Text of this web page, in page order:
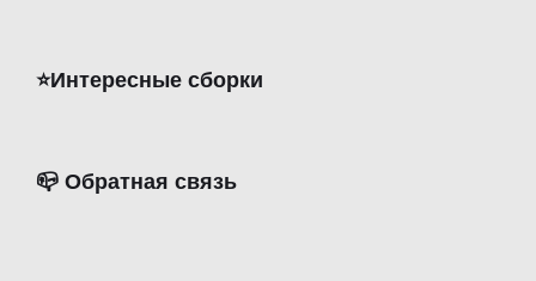
⭐️Интересные сборки
📪 Обратная связь